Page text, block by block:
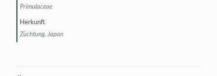
Primulaceae
Herkunft
Züchtung, Japan